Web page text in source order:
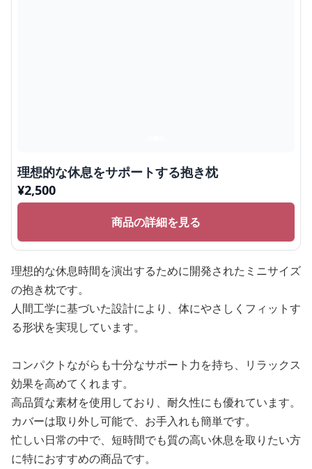
理想的な休息をサポートする抱き枕
¥2,500
商品の詳細を見る
理想的な休息時間を演出するために開発されたミニサイズ
の抱き枕です。
人間工学に基づいた設計により、体にやさしくフィットす
る形状を実現しています。
コンパクトながらも十分なサポート力を持ち、リラックス
効果を高めてくれます。
高品質な素材を使用しており、耐久性にも優れています。
カバーは取り外し可能で、お手入れも簡単です。
忙しい日常の中で、短時間でも質の高い休息を取りたい方
に特におすすめの商品です。